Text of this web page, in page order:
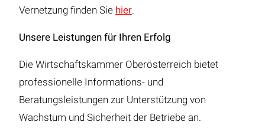
Vernetzung finden Sie hier.
Unsere Leistungen für Ihren Erfolg
Die Wirtschaftskammer Oberösterreich bietet
professionelle Informations- und
Beratungsleistungen zur Unterstützung von
Wachstum und Sicherheit der Betriebe an.